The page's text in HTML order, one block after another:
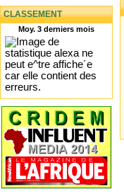
CLASSEMENT
Moy. 3 derniers mois